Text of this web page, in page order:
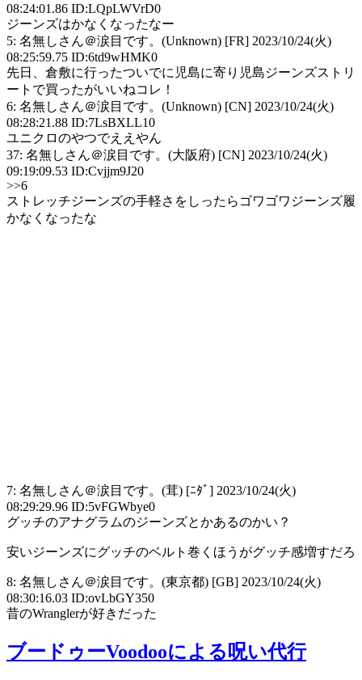
08:24:01.86 ID:LQpLWVrD0
ジーンズはかなくなったなー
5: 名無しさん＠涙目です。(Unknown) [FR] 2023/10/24(火)
08:25:59.75 ID:6td9wHMK0
先日、倉敷に行ったついでに児島に寄り児島ジーンズストリ
ートで買ったがいいねコレ！
6: 名無しさん＠涙目です。(Unknown) [CN] 2023/10/24(火)
08:28:21.88 ID:7LsBXLL10
ユニクロのやつでええやん
37: 名無しさん＠涙目です。(大阪府) [CN] 2023/10/24(火)
09:19:09.53 ID:Cvjjm9J20
>>6
ストレッチジーンズの手軽さをしったらゴワゴワジーンズ履
かなくなったな
7: 名無しさん＠涙目です。(茸) [ﾆﾀﾞ] 2023/10/24(火)
08:29:29.96 ID:5vFGWbye0
グッチのアナグラムのジーンズとかあるのかい？
安いジーンズにグッチのベルト巻くほうがグッチ感増すだろ
8: 名無しさん＠涙目です。(東京都) [GB] 2023/10/24(火)
08:30:16.03 ID:ovLbGY350
昔のWranglerが好きだった
ブードゥーVoodooによる呪い代行